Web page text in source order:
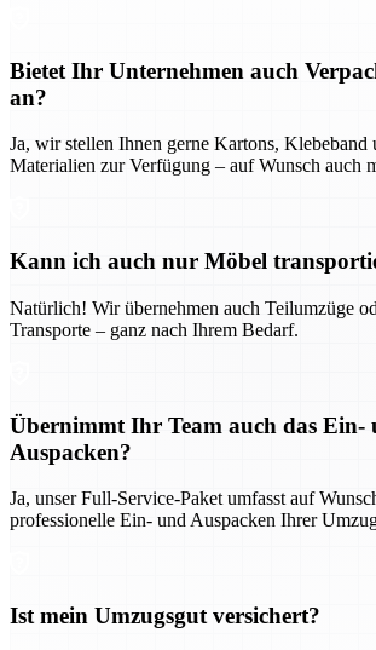
Bietet Ihr Unternehmen auch
an?
Ja, wir stellen Ihnen gerne Kartons, Klebeband
Materialien zur Verfügung – auf Wunsch auch
Kann ich auch nur Möbel
Natürlich! Wir übernehmen auch Teilumzüge
Transporte – ganz nach Ihrem Bedarf.
Übernimmt Ihr Team auch das Ein-
Auspacken?
Ja, unser Full-Service-Paket umfasst auf
professionelle Ein- und Auspacken Ihrer
Ist mein Umzugsgut versichert?